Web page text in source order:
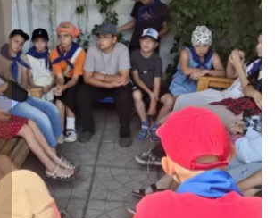
городе
Славгород."
памяти
преподобного
Сергия
Радонежского"